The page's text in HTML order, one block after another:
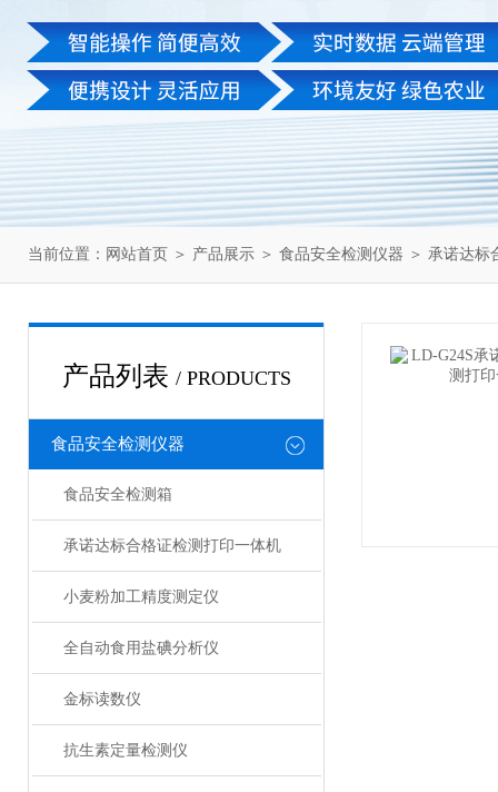
当前位置： 网站首页 ＞ 产品展示 ＞ 食品安全检测仪器 ＞ 承诺达标
产品列表 / PRODUCTS
食品安全检测仪器
食品安全检测箱
承诺达标合格证检测打印一体机
小麦粉加工精度测定仪
全自动食用盐碘分析仪
金标读数仪
抗生素定量检测仪